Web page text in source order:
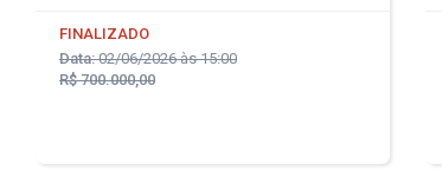
FINALIZADO
Data:02/06/2026 às 15:00
R$ 700.000,00